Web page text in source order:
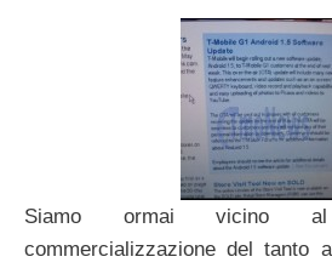
Siamo ormai vicino
commercializzazione del tanto